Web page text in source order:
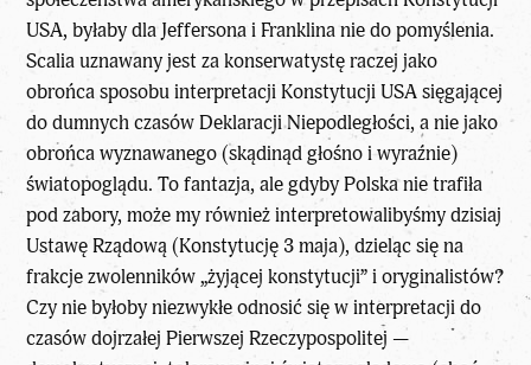
USA, byłaby dla Jeffersona i Franklina nie do pomyślenia.
Scalia uznawany jest za konserwatystę raczej jako
obrońca sposobu interpretacji Konstytucji USA sięgającej
do dumnych czasów Deklaracji Niepodległości, a nie jako
obrońca wyznawanego (skądinąd głośno i wyraźnie)
światopoglądu. To fantazja, ale gdyby Polska nie trafiła
pod zabory, może my również interpretowalibyśmy dzisiaj
Ustawę Rządową (Konstytucję 3 maja), dzieląc się na
frakcje zwolenników „żyjącej konstytucji” i oryginalistów?
Czy nie byłoby niezwykłe odnosić się w interpretacji do
czasów dojrzałej Pierwszej Rzeczypospolitej —